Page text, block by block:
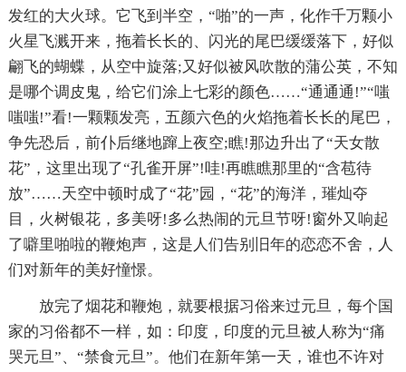
发红的大火球。它飞到半空，“啪”的一声，化作千万颗小
火星飞溅开来，拖着长长的、闪光的尾巴缓缓落下，好似
翩飞的蝴蝶，从空中旋落;又好似被风吹散的蒲公英，不知
是哪个调皮鬼，给它们涂上七彩的颜色……“通通通!”“嗤
嗤嗤!”看!一颗颗发亮，五颜六色的火焰拖着长长的尾巴，
争先恐后，前仆后继地蹿上夜空;瞧!那边升出了“天女散
花”，这里出现了“孔雀开屏”!哇!再瞧瞧那里的“含苞待
放”……天空中顿时成了“花”园，“花”的海洋，璀灿夺
目，火树银花，多美呀!多么热闹的元旦节呀!窗外又响起
了噼里啪啦的鞭炮声，这是人们告别旧年的恋恋不舍，人
们对新年的美好憧憬。
放完了烟花和鞭炮，就要根据习俗来过元旦，每个国
家的习俗都不一样，如：印度，印度的元旦被人称为“痛
哭元旦”、“禁食元旦”。他们在新年第一天，谁也不许对